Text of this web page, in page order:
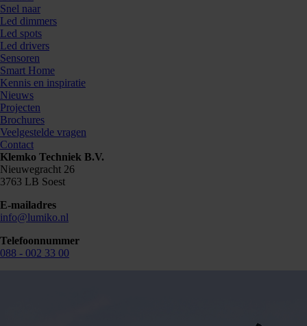
Snel naar
Led dimmers
Led spots
Led drivers
Sensoren
Smart Home
Kennis en inspiratie
Nieuws
Projecten
Brochures
Veelgestelde vragen
Contact
Klemko Techniek B.V.
Nieuwegracht 26
3763 LB Soest
E-mailadres
info@lumiko.nl
Telefoonnummer
088 - 002 33 00